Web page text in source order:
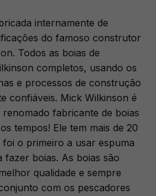
internamente de
do famoso construtor
Todos as boias de
completos, usando os
e processos de construção
confiáveis. Mick Wilkinson é
fabricante de boias
tempos! Ele tem mais de 20
o primeiro a usar espuma
fazer boias. As boias são
qualidade e sempre
com os pescadores